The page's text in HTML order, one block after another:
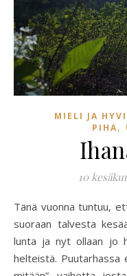
MIELI JA
PIHA,
10
Tänä vuonna tuntuu, että kevät jäi taas välistä ja hypättiin
suoraan talvesta
lunta ja nyt ollaan jo
helteistä. Puutarhassa